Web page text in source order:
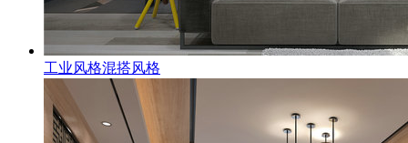
工业风格混搭风格